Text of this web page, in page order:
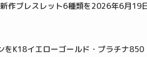
作ブレスレット6種類を2026年6月19
K18イエローゴールド・プラチナ850